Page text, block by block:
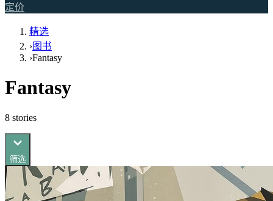
定价
精选
›图书
›Fantasy
Fantasy
8 stories
筛选